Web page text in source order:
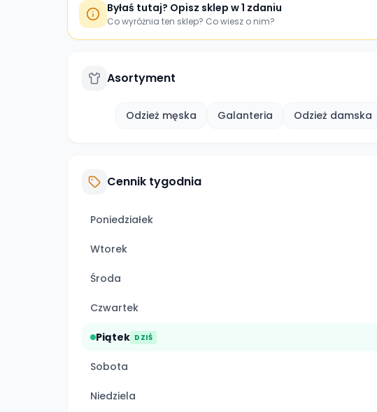
Byłaś tutaj? Opisz sklep w 1 zdaniu
Co wyróżnia ten sklep? Co wiesz o nim?
Asortyment
Odzież męska Galanteria Odzież damska
Cennik tygodnia
Poniedziałek
Wtorek
Środa
Czwartek
Piątek DZIŚ
Sobota
Niedziela